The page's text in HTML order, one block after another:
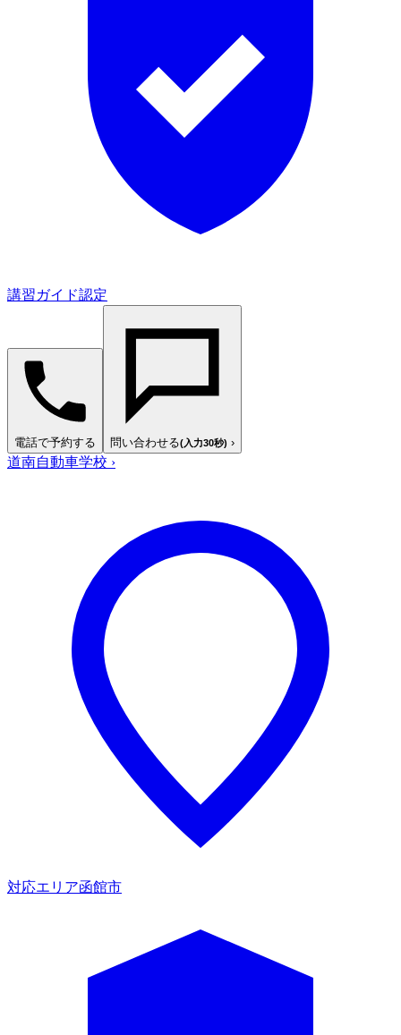
講習ガイド認定
電話で予約する 問い合わせる(入力30秒) ›
道南自動車学校 ›
対応エリア函館市